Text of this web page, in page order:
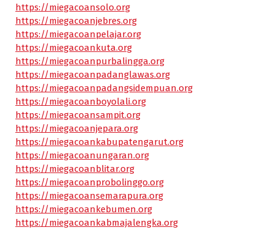
https://miegacoansolo.org
https://miegacoanjebres.org
https://miegacoanpelajar.org
https://miegacoankuta.org
https://miegacoanpurbalingga.org
https://miegacoanpadanglawas.org
https://miegacoanpadangsidempuan.org
https://miegacoanboyolali.org
https://miegacoansampit.org
https://miegacoanjepara.org
https://miegacoankabupatengarut.org
https://miegacoanungaran.org
https://miegacoanblitar.org
https://miegacoanprobolinggo.org
https://miegacoansemarapura.org
https://miegacoankebumen.org
https://miegacoankabmajalengka.org